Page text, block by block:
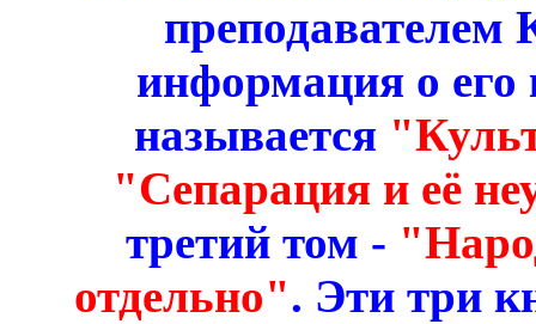
преподавателем
информация о его
называется
"Сепарация и её
третий том -
отдельно". Эти три